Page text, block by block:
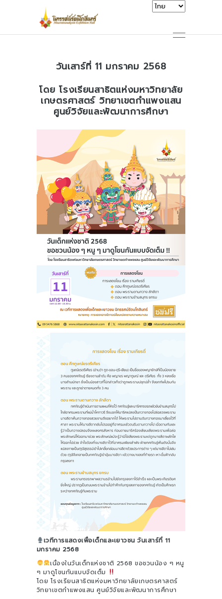
วันเสาร์ที่ 11 มกราคม 2568
โดย โรงเรียนสาธิตแห่งมหาวิทยาลัย
เกษตรศาสตร์ วิทยาเขตกำแพงแสน
ศูนย์วิจัยและพัฒนาการศึกษา
เวทีการแสดงเพื่อเด็กและเยาวชน วันเสาร์ที่ 11
มกราคม 2568
เนื่องในวันเด็กแห่งชาติ 2568 ขอชวนน้อง ๆ หนู
ๆ มาดูโขนกันแบบจัดเต็ม
โดย โรงเรียนสาธิตแห่งมหาวิทยาลัยเกษตรศาสตร์
วิทยาเขตกำแพงแสน ศูนย์วิจัยและพัฒนาการศึกษา